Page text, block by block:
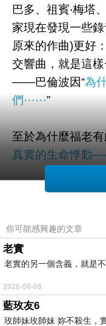
巴多、祖賓‧梅
家現在發現一些
原來的作曲)更好
交響曲，就是這樣
——巴倫波因“為
們⋯⋯”
至於為什麼福老
真實的生命悸動
你可能感興趣的文章
老實
老實的另一個含義，就是
2026-08-08
藍玫友6
玫師妹玫師妹 妳不殺生，